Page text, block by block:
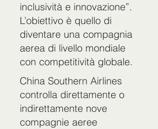
inclusività e innovazione”.
L’obiettivo è quello di
diventare una compagnia
aerea di livello mondiale
con competitività globale.
China Southern Airlines
controlla direttamente o
indirettamente nove
compagnie aeree